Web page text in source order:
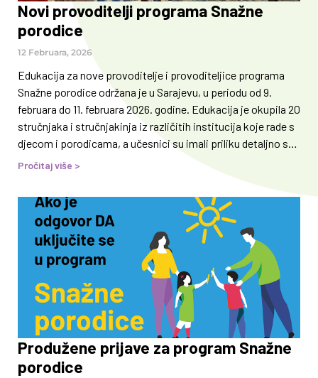
Novi provoditelji programa Snažne
porodice
12 Februara, 2026
Edukacija za nove provoditelje i provoditeljice programa
Snažne porodice održana je u Sarajevu, u periodu od 9.
februara do 11. februara 2026. godine. Edukacija je okupila 20
stručnjaka i stručnjakinja iz različitih institucija koje rade s
djecom i porodicama, a učesnici su imali priliku detaljno se
upoznati s programom i steći znanja i vještine potrebne za
edukacije, dolaze iz: Zenice, Katolički školski centar “Sveti
Pavao” i Udruženje građana NADA; Kiseljaka, Srednja škola
“Ivan Goran Kovačić”; Kaknja, Medžlis Islamske zajednice
Kakanj, Savjetovalište za brak i porodicu;
Pročitaj više >
Produžene prijave za program Snažne
porodice